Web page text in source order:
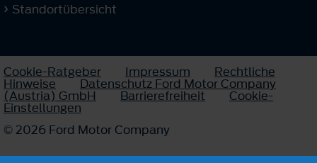
Standortübersicht
Cookie-Ratgeber Impressum Rechtliche
Hinweise Datenschutz Ford Motor Company
(Austria) GmbH Barrierefreiheit Cookie-
Einstellungen
© 2026 Ford Motor Company